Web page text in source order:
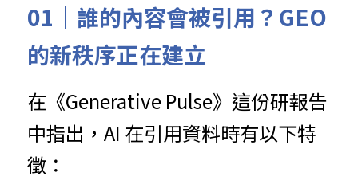
01｜ 誰的內容會被引用？GEO
的新秩序正在建立
在《Generative Pulse》這份研報告
中指出，AI 在引用資料時有以下特
徵：